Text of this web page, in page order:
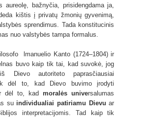
aureolę, bažnyčia, prisidengdama ja,
kištis į privatų žmonių gyvenimą,
sprendimus. Tada konstitucinis
nuo valstybės tampa formalus.
lmanuelio Kanto (1724–1804) ir
buvo kaip tik tai, kad suvokė, jog
Dievo autoriteto paprasčiausiai
dėl to, kad Dievo buvimo įrodyti
dėl to, kadmoralės universalumas
su individualiai patiriamu Dievu ar
interpretacijomis. Tad kaip tik